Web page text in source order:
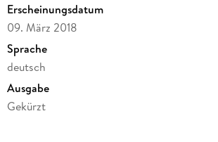
Erscheinungsdatum
09. März 2018
Sprache
deutsch
Ausgabe
Gekürzt